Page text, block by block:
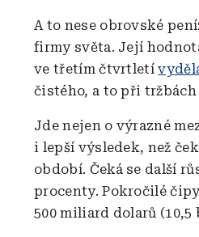
A to nese obrovské
firmy světa. Její
ve třetím čtvrtletí
čistého, a to při
Jde nejen o výrazné
i lepší výsledek, než
období. Čeká se další
procenty. Pokročilé
500 miliard dolarů